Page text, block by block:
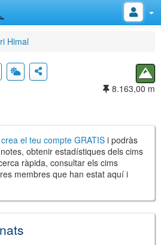
Himal
8.163,00 m
crea el teu compte GRATIS i podràs
obtenir estadístiques dels cims
ràpida, consultar els cims
membres que han estat aquí i